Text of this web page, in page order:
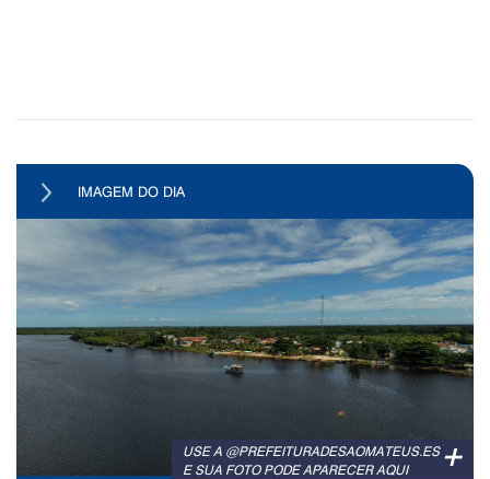
IMAGEM DO DIA
+
USE A @PREFEITURADESAOMATEUS.ES
E SUA FOTO PODE APARECER AQUI